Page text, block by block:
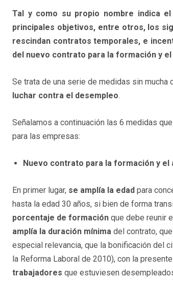
Tal y como su propio nombre indica
principales objetivos, entre otros, los
rescindan contratos temporales, e
del nuevo contrato para la formación y
Se trata de una serie de medidas sin mucha
luchar contra el desempleo.
Señalamos a continuación las 6 medidas
para las empresas:
Nuevo contrato para la formación y el
En primer lugar, se amplía la edad para
hasta la edad 30 años, si bien de forma
porcentaje de formación que debe reunir
amplía la duración mínima del contrato,
especial relevancia, que la bonificación del
la Reforma Laboral de 2010), con la
trabajadores que estuviesen